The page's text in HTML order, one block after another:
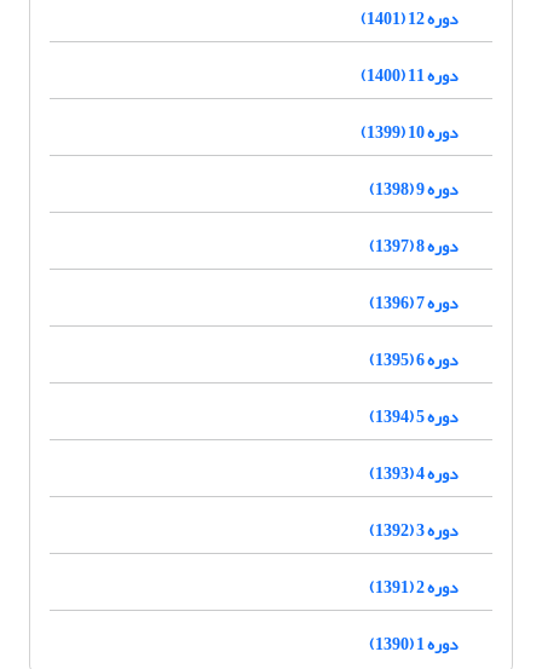
دوره 12 (1401)
دوره 11 (1400)
دوره 10 (1399)
دوره 9 (1398)
دوره 8 (1397)
دوره 7 (1396)
دوره 6 (1395)
دوره 5 (1394)
دوره 4 (1393)
دوره 3 (1392)
دوره 2 (1391)
دوره 1 (1390)